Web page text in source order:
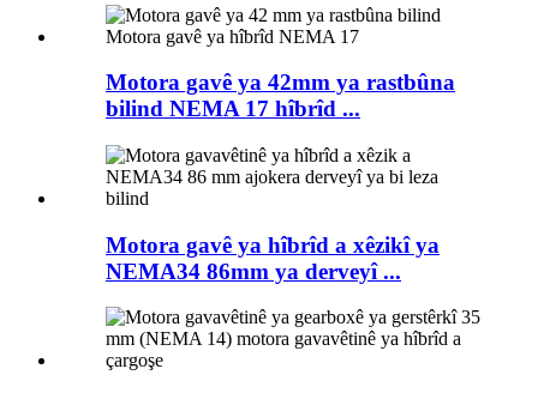
Motora gavê ya 42mm ya rastbûna
bilind NEMA 17 hîbrîd ...
Motora gavê ya hîbrîd a xêzikî ya
NEMA34 86mm ya derveyî ...